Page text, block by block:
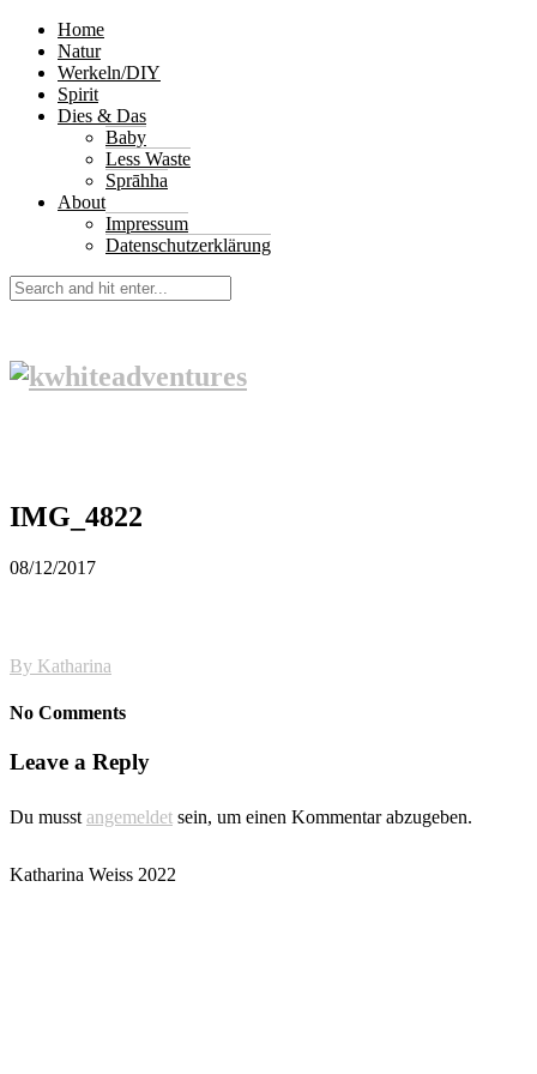
Home
Natur
Werkeln/DIY
Spirit
Dies & Das
Baby
Less Waste
Sprāhha
About
Impressum
Datenschutzerklärung
IMG_4822
08/12/2017
By Katharina
No Comments
Leave a Reply
Du musst angemeldet sein, um einen Kommentar abzugeben.
Katharina Weiss 2022